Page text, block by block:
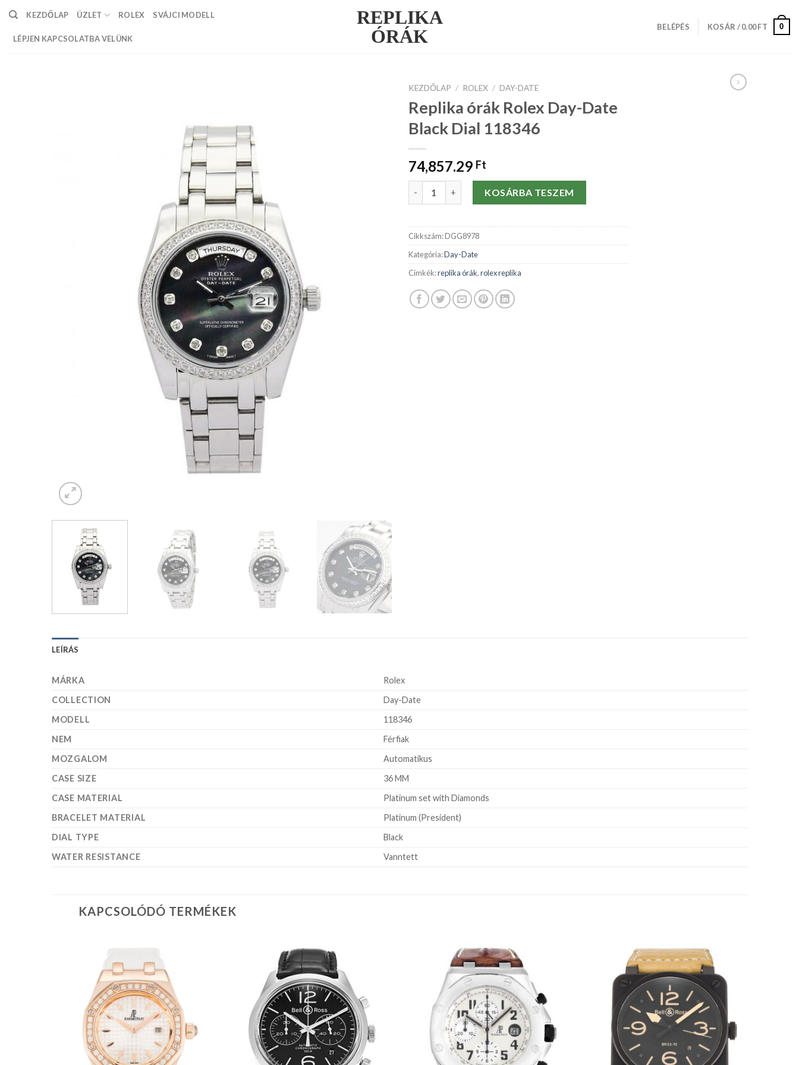
content
REPLIKA
ÓRÁK
KEZDŐLAP ÜZLET ROLEX SVÁJCI MODELL
LÉPJEN KAPCSOLATBA VELÜNK
BELÉPÉS KOSÁR /0.00FT 0
KEZDŐLAP / ROLEX / DAY-DATE
Replika órák Rolex Day-Date
Black Dial 118346
74,857.29 Ft
Replika órák Rolex Day-Date Black Dial 118346 mennyiség
KOSÁRBA TESZEM
Cikkszám:DGG8978
Kategória:Day-Date
Címkék:replika órák,rolex replika
LEÍRÁS
MÁRKA
Rolex
COLLECTION
Day-Date
MODELL
118346
NEM
Férfiak
MOZGALOM
Automatikus
CASE SIZE
36 MM
CASE MATERIAL
Platinum set with Diamonds
BRACELET MATERIAL
Platinum (President)
DIAL TYPE
Black
WATER RESISTANCE
Vanntett
KAPCSOLÓDÓ TERMÉKEK